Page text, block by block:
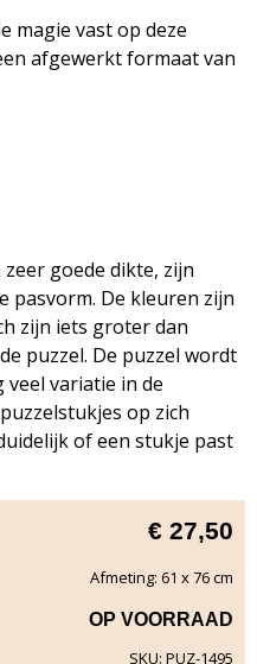
magie vast op deze
afgewerkt formaat van
goede dikte, zijn
pasvorm. De kleuren zijn
zijn iets groter dan
puzzel. De puzzel wordt
variatie in de
op zich
of een stukje past
€ 27,50
Afmeting: 61 x 76 cm
OP VOORRAAD
SKU: PUZ-1495